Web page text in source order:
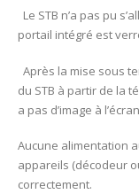
Le STB n’a pas pu
portail intégré est
Après la mise sous
du STB à partir de la
a pas d’image à l’écran
Aucune alimentation
appareils (décodeur
correctement.